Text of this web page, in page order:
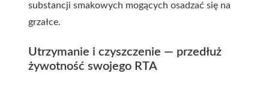
substancji smakowych mogących osadzać się na
grzałce.
Utrzymanie i czyszczenie — przedłuż
żywotność swojego RTA